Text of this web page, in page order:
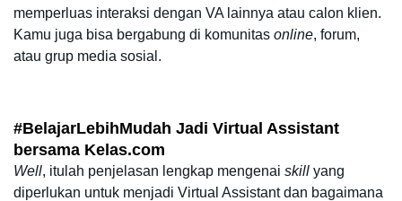
memperluas interaksi dengan VA lainnya atau calon klien.
Kamu juga bisa bergabung di komunitas online, forum,
atau grup media sosial.
#BelajarLebihMudah Jadi Virtual Assistant
bersama Kelas.com
Well, itulah penjelasan lengkap mengenai skill yang
diperlukan untuk menjadi Virtual Assistant dan bagaimana